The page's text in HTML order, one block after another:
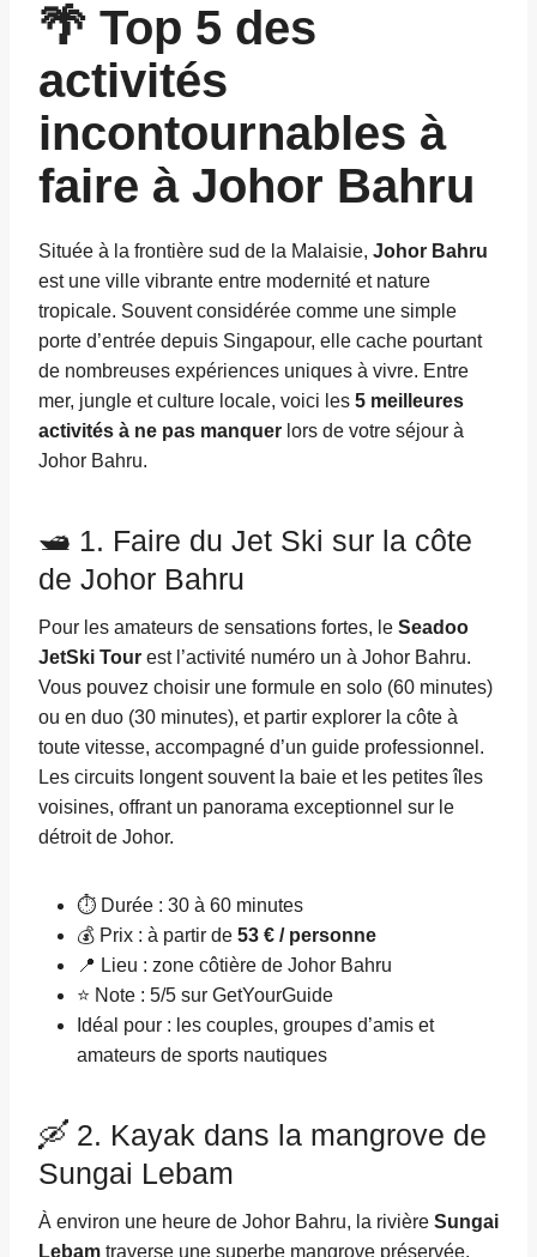
🌴 Top 5 des
activités
incontournables à
faire à Johor Bahru
Située à la frontière sud de la Malaisie, Johor Bahru
est une ville vibrante entre modernité et nature
tropicale. Souvent considérée comme une simple
porte d’entrée depuis Singapour, elle cache pourtant
de nombreuses expériences uniques à vivre. Entre
mer, jungle et culture locale, voici les 5 meilleures
activités à ne pas manquer lors de votre séjour à
Johor Bahru.
🛥️ 1. Faire du Jet Ski sur la côte
de Johor Bahru
Pour les amateurs de sensations fortes, le Seadoo
JetSki Tour est l’activité numéro un à Johor Bahru.
Vous pouvez choisir une formule en solo (60 minutes)
ou en duo (30 minutes), et partir explorer la côte à
toute vitesse, accompagné d’un guide professionnel.
Les circuits longent souvent la baie et les petites îles
voisines, offrant un panorama exceptionnel sur le
détroit de Johor.
⏱ Durée : 30 à 60 minutes
💰 Prix : à partir de 53 € / personne
📍 Lieu : zone côtière de Johor Bahru
⭐ Note : 5/5 sur GetYourGuide
Idéal pour : les couples, groupes d’amis et
amateurs de sports nautiques
🛶 2. Kayak dans la mangrove de
Sungai Lebam
À environ une heure de Johor Bahru, la rivière Sungai
Lebam traverse une superbe mangrove préservée,